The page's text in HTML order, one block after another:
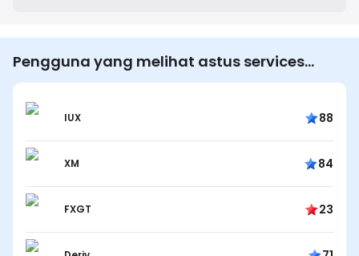
Pengguna yang melihat astus services
group limited juga melihat…
IUX 88
XM 84
FXGT 23